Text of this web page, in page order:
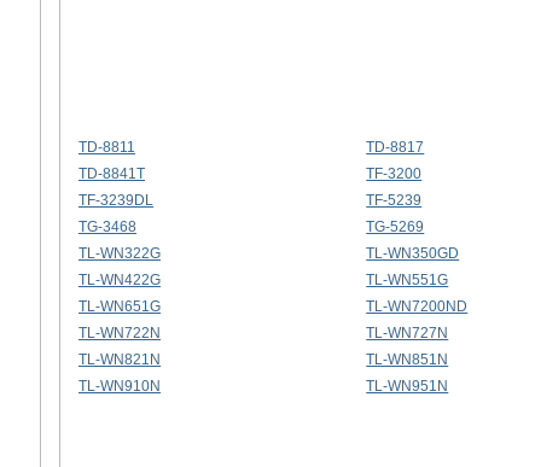
TD-8811
TD-8817
TD-8841T
TF-3200
TF-3239DL
TF-5239
TG-3468
TG-5269
TL-WN322G
TL-WN350GD
TL-WN422G
TL-WN551G
TL-WN651G
TL-WN7200ND
TL-WN722N
TL-WN727N
TL-WN821N
TL-WN851N
TL-WN910N
TL-WN951N